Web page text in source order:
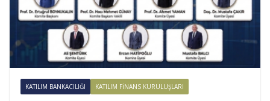
KATILIM BANKACILIĞI KATILIM FINANS KURULUŞLARI